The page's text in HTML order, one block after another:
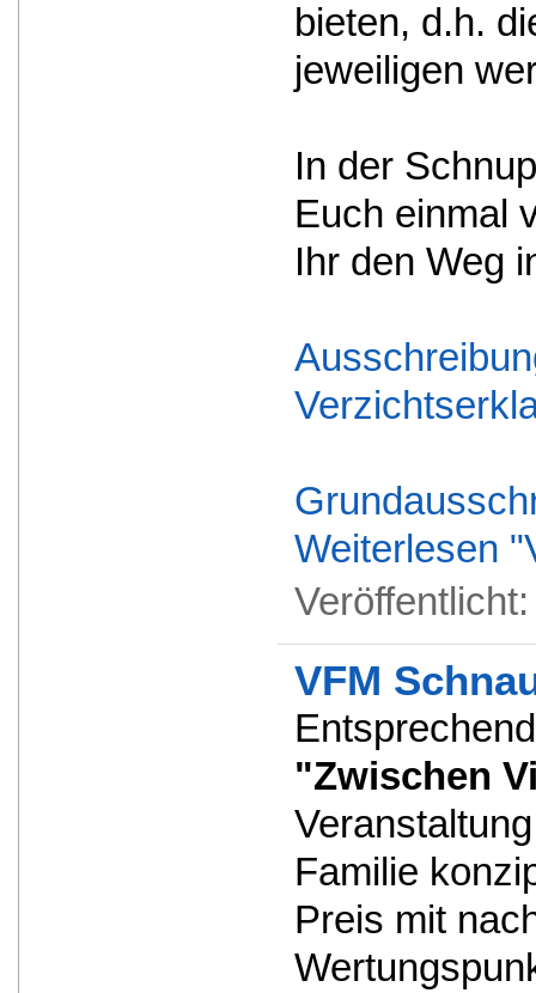
bieten, d.h.
jeweiligen
In der
Euch einmal
Ihr den Weg
Weiterlesen
VFM
"Zwischen
Familie
Preis mit